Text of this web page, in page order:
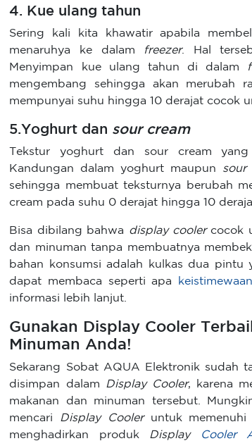
4. Kue ulang tahun
Sering kali kita khawatir apabila
menaruhya ke dalam
freezer. Hal
Menyimpan kue ulang tahun di dalam
mengembang sehingga akan merubah
mempunyai suhu hingga 10 derajat cocok
5.Yoghurt dan sour cream
Tekstur yoghurt dan sour cream
Kandungan dalam yoghurt maupun sour
sehingga membuat teksturnya berubah
cream pada suhu 0 derajat hingga 10
Bisa dibilang bahwa display coolercocok
dan minuman tanpa membuatnya
bahan konsumsi adalah kulkas dua pintu
dapat membaca seperti apa
informasi lebih lanjut.
Gunakan Display Cooler
Minuman Anda!
Sekarang Sobat AQUA Elektronik sudah
disimpan dalam
Display Cooler, karena
makanan dan minuman tersebut.
mencari
Display Cooleruntuk memenuhi
menghadirkan produk
Display Cooler